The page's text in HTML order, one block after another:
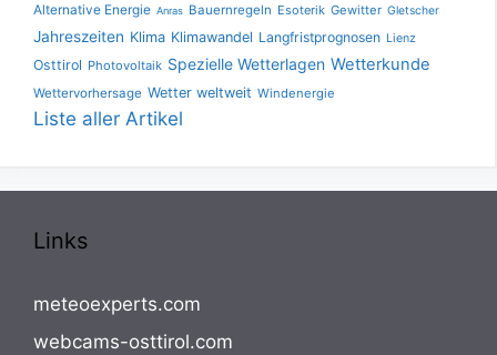
Alternative Energie Anras Bauernregeln Esoterik Gewitter Gletscher
Jahreszeiten Klima Klimawandel Langfristprognosen Lienz
Osttirol Photovoltaik Spezielle Wetterlagen Wetterkunde
Wettervorhersage Wetter weltweit Windenergie
Liste aller Artikel
Links
meteoexperts.com
webcams-osttirol.com